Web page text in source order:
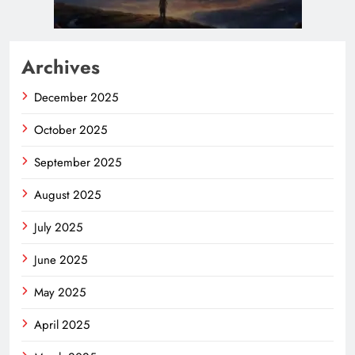
Archives
December 2025
October 2025
September 2025
August 2025
July 2025
June 2025
May 2025
April 2025